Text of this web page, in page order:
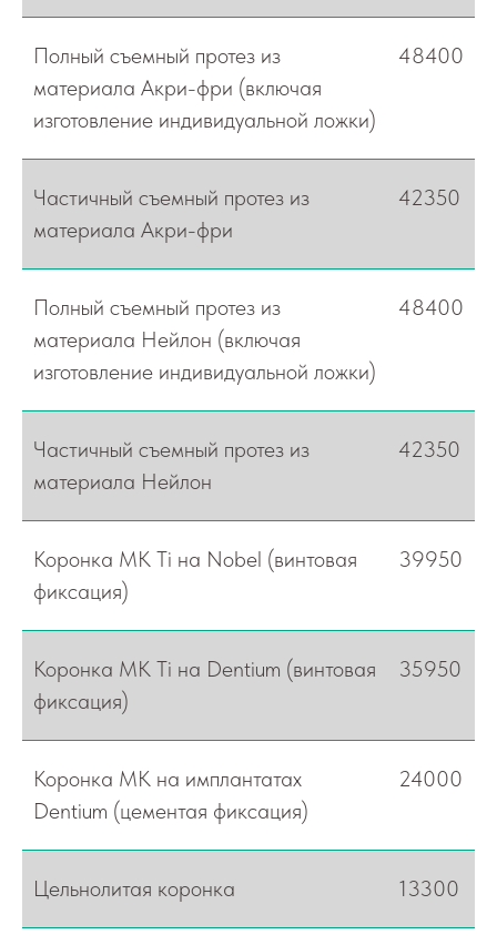
Полный съемный протез из
материала Акри-фри (включая
изготовление индивидуальной ложки)
48400
Частичный съемный протез из
материала Акри-фри
42350
Полный съемный протез из
материала Нейлон (включая
изготовление индивидуальной ложки)
48400
Частичный съемный протез из
материала Нейлон
42350
Коронка MK Ti на Nobel (винтовая
фиксация)
39950
Коронка MK Ti на Dentium (винтовая
фиксация)
35950
Коронка МК на имплантатах
Dentium (цементая фиксация)
24000
Цельнолитая коронка 13300